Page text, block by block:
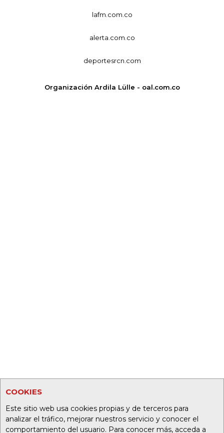
COOKIES
Este sitio web usa cookies propias y de terceros para
analizar el tráfico, mejorar nuestros servicio y conocer el
comportamiento del usuario. Para conocer más, acceda a
lafm.com.co
alerta.com.co
deportesrcn.com
Organización Ardila Lülle - oal.com.co